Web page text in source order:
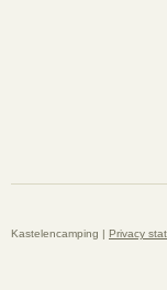
Kastelencamping | Privacy